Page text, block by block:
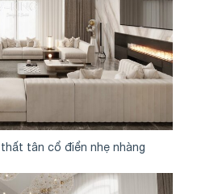
tân cổ điển nhẹ nhàng